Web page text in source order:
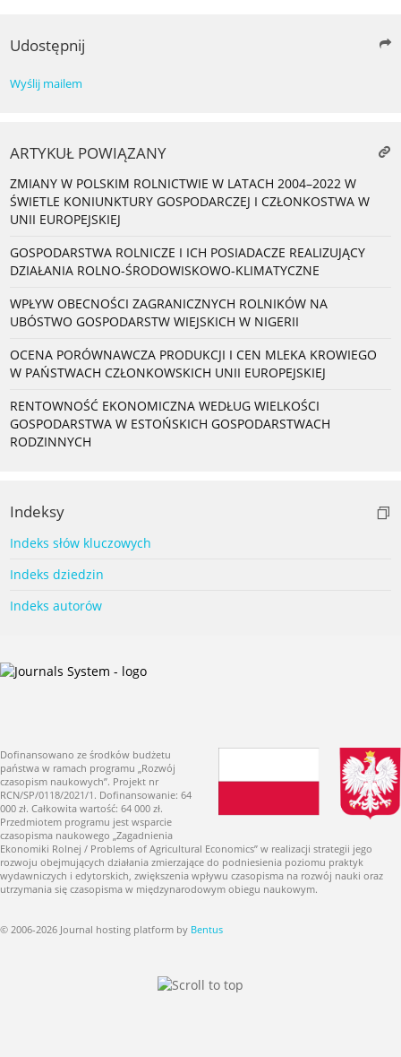
Udostępnij
Wyślij mailem
ARTYKUŁ POWIĄZANY
ZMIANY W POLSKIM ROLNICTWIE W LATACH 2004–2022 W
ŚWIETLE KONIUNKTURY GOSPODARCZEJ I CZŁONKOSTWA W
UNII EUROPEJSKIEJ
GOSPODARSTWA ROLNICZE I ICH POSIADACZE REALIZUJĄCY
DZIAŁANIA ROLNO-ŚRODOWISKOWO-KLIMATYCZNE
WPŁYW OBECNOŚCI ZAGRANICZNYCH ROLNIKÓW NA
UBÓSTWO GOSPODARSTW WIEJSKICH W NIGERII
OCENA PORÓWNAWCZA PRODUKCJI I CEN MLEKA KROWIEGO
W PAŃSTWACH CZŁONKOWSKICH UNII EUROPEJSKIEJ
RENTOWNOŚĆ EKONOMICZNA WEDŁUG WIELKOŚCI
GOSPODARSTWA W ESTOŃSKICH GOSPODARSTWACH
RODZINNYCH
Indeksy
Indeks słów kluczowych
Indeks dziedzin
Indeks autorów
Dofinansowano ze środków budżetu
państwa w ramach programu „Rozwój
czasopism naukowych”. Projekt nr
RCN/SP/0118/2021/1. Dofinansowanie: 64
000 zł. Całkowita wartość: 64 000 zł.
Przedmiotem programu jest wsparcie
czasopisma naukowego „Zagadnienia
Ekonomiki Rolnej / Problems of Agricultural Economics” w realizacji strategii jego
rozwoju obejmujących działania zmierzające do podniesienia poziomu praktyk
wydawniczych i edytorskich, zwiększenia wpływu czasopisma na rozwój nauki oraz
utrzymania się czasopisma w międzynarodowym obiegu naukowym.
© 2006-2026 Journal hosting platform by Bentus